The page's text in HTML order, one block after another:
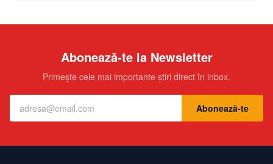
Abonează-te la Newsletter
Primește cele mai importante știri direct în inbox.
Abonează-te